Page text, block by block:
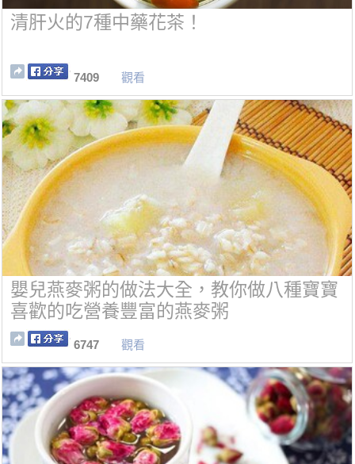
清肝火的7種中藥花茶！
7409 觀看
嬰兒燕麥粥的做法大全，教你做八種寶寶
喜歡的吃營養豐富的燕麥粥
6747 觀看